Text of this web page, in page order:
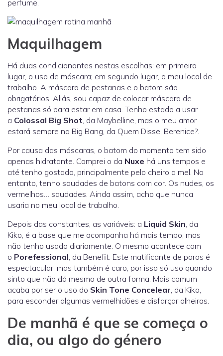
perfume.
Maquilhagem
Há duas condicionantes nestas escolhas: em primeiro
lugar, o uso de máscara; em segundo lugar, o meu local de
trabalho. A máscara de pestanas e o batom são
obrigatórios. Aliás, sou capaz de colocar máscara de
pestanas só para estar em casa. Tenho estado a usar
a Colossal Big Shot, da Maybelline, mas o meu amor
estará sempre na Big Bang, da Quem Disse, Berenice?.
Por causa das máscaras, o batom do momento tem sido
apenas hidratante. Comprei o da Nuxe há uns tempos e
até tenho gostado, principalmente pelo cheiro a mel. No
entanto, tenho saudades de batons com cor. Os nudes, os
vermelhos… saudades. Ainda assim, acho que nunca
usaria no meu local de trabalho.
Depois das constantes, as variáveis: a Liquid Skin, da
Kiko, é a base que me acompanha há mais tempo, mas
não tenho usado diariamente. O mesmo acontece com
o Porefessional, da Benefit. Este matificante de poros é
espectacular, mas também é caro, por isso só uso quando
sinto que não dá mesmo de outra forma. Mais comum
acaba por ser o uso do Skin Tone Concelear, da Kiko,
para esconder algumas vermelhidões e disfarçar olheiras.
De manhã é que se começa o
dia, ou algo do género